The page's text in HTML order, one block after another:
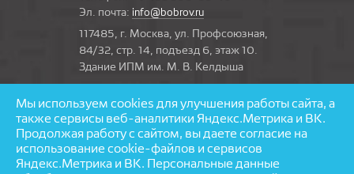
Эл. почта: info@bobrov.ru
117485, г. Москва, ул. Профсоюзная,
84/32, стр. 14, подъезд 6, этаж 10.
Здание ИПМ им. М. В. Келдыша
Задать вопрос
Мы используем cookies для улучшения работы сайта, а
также сервисы веб-аналитики Яндекс.Метрика и ВК.
Продолжая работу с сайтом, вы даете согласие на
использование cookie-файлов и сервисов
Яндекс.Метрика и ВК. Персональные данные